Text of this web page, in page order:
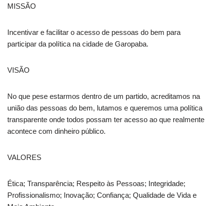
MISSÃO
Incentivar e facilitar o acesso de pessoas do bem para
participar da política na cidade de Garopaba.
VISÃO
No que pese estarmos dentro de um partido, acreditamos na
união das pessoas do bem, lutamos e queremos uma política
transparente onde todos possam ter acesso ao que realmente
acontece com dinheiro público.
VALORES
Ética; Transparência; Respeito às Pessoas; Integridade;
Profissionalismo; Inovação; Confiança; Qualidade de Vida e